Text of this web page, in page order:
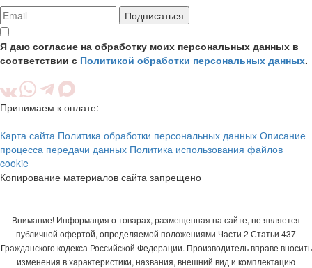
Подписаться
Я даю согласие на обработку моих персональных данных в
соответствии с Политикой обработки персональных данных.
Принимаем к оплате:
Карта сайта Политика обработки персональных данных Описание
процесса передачи данных Политика использования файлов
cookie
Копирование материалов сайта запрещено
Внимание! Информация о товарах, размещенная на сайте, не является
публичной офертой, определяемой положениями Части 2 Статьи 437
Гражданского кодекса Российской Федерации. Производитель вправе вносить
изменения в характеристики, названия, внешний вид и комплектацию